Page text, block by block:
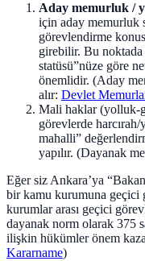
Aday memurluk /
için aday memurluk
görevlendirme
girebilir. Bu
statüsü”nüze göre
önemlidir. (Aday
alır: Devlet
Mali haklar (yolluk-
görevlerde
mahalli”
yapılır. (Dayanak
Eğer siz Ankara’ya
bir kamu kurumuna geçici
kurumlar arası geçici
dayanak norm olarak 375
ilişkin hükümler önem
Kararname)